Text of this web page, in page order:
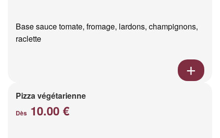
Base sauce tomate, fromage, lardons, champignons,
raclette
Pizza végétarienne
Dès 10.00 €